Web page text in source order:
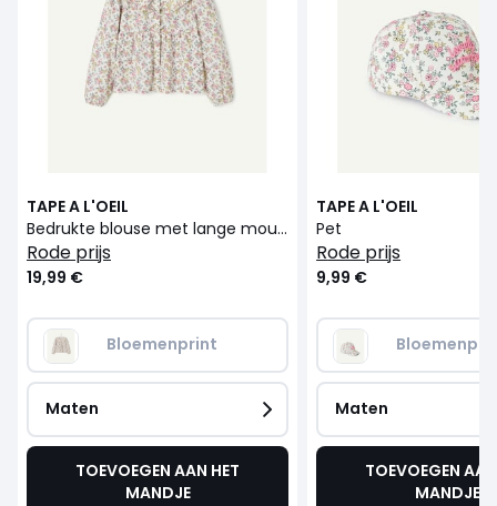
TAPE A L'OEIL
Bedrukte blouse met lange mouwen
rode prijs
19,99 €
Bloemenprint
Maten
TOEVOEGEN AAN HET
MANDJE
TAPE A L'OEIL
Pet
rode prijs
9,99 €
Maten
TOEVOEGEN
MANDJE